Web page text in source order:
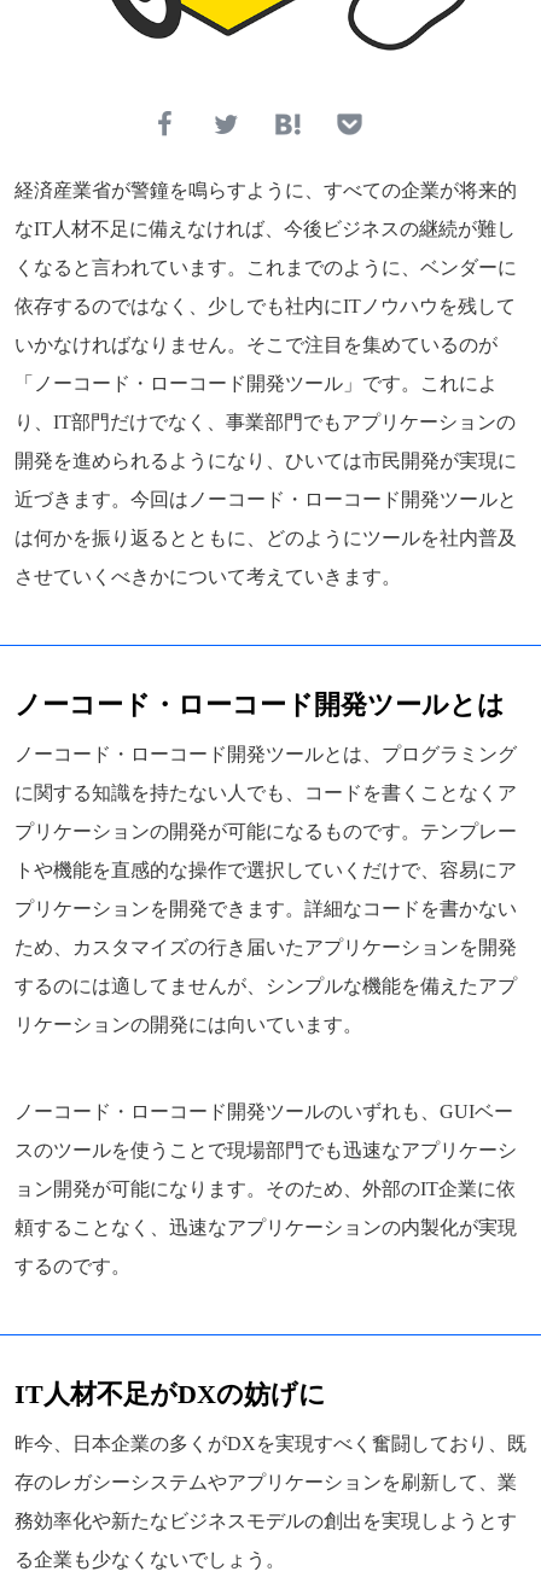
経済産業省が警鐘を鳴らすように、すべての企業が将来的
なIT人材不足に備えなければ、今後ビジネスの継続が難し
くなると言われています。これまでのように、ベンダーに
依存するのではなく、少しでも社内にITノウハウを残して
いかなければなりません。そこで注目を集めているのが
「ノーコード・ローコード開発ツール」です。これによ
り、IT部門だけでなく、事業部門でもアプリケーションの
開発を進められるようになり、ひいては市民開発が実現に
近づきます。今回はノーコード・ローコード開発ツールと
は何かを振り返るとともに、どのようにツールを社内普及
させていくべきかについて考えていきます。
ノーコード・ローコード開発ツールとは
ノーコード・ローコード開発ツールとは、プログラミング
に関する知識を持たない人でも、コードを書くことなくア
プリケーションの開発が可能になるものです。テンプレー
トや機能を直感的な操作で選択していくだけで、容易にア
プリケーションを開発できます。詳細なコードを書かない
ため、カスタマイズの行き届いたアプリケーションを開発
するのには適してませんが、シンプルな機能を備えたアプ
リケーションの開発には向いています。
ノーコード・ローコード開発ツールのいずれも、GUIベー
スのツールを使うことで現場部門でも迅速なアプリケーシ
ョン開発が可能になります。そのため、外部のIT企業に依
頼することなく、迅速なアプリケーションの内製化が実現
するのです。
IT人材不足がDXの妨げに
昨今、日本企業の多くがDXを実現すべく奮闘しており、既
存のレガシーシステムやアプリケーションを刷新して、業
務効率化や新たなビジネスモデルの創出を実現しようとす
る企業も少なくないでしょう。